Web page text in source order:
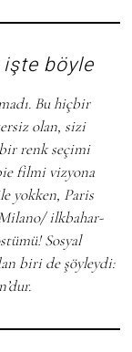
işte böyle
Bu hiçbir
olan, sizi
renk seçimi
filmi vizyona
yokken, Paris
Milano/ ilkbahar-
Sosyal
biri de şöyleydi: